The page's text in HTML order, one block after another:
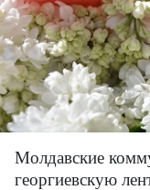
Молдавские
георгиевскую